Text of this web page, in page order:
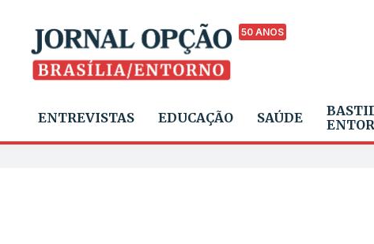
50 ANOS
ENTREVISTAS EDUCAÇÃO SAÚDE